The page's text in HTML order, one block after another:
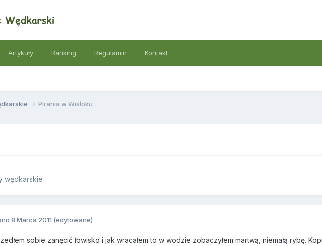
Artykuły Ranking Regulamin Kontakt
Pirania w Wisłoku
wędkarskie
8 Marca 2011 (edytowane)
sobie zanęcić łowisko i jak wracałem to w wodzie zobaczyłem martwą, niemałą rybę.